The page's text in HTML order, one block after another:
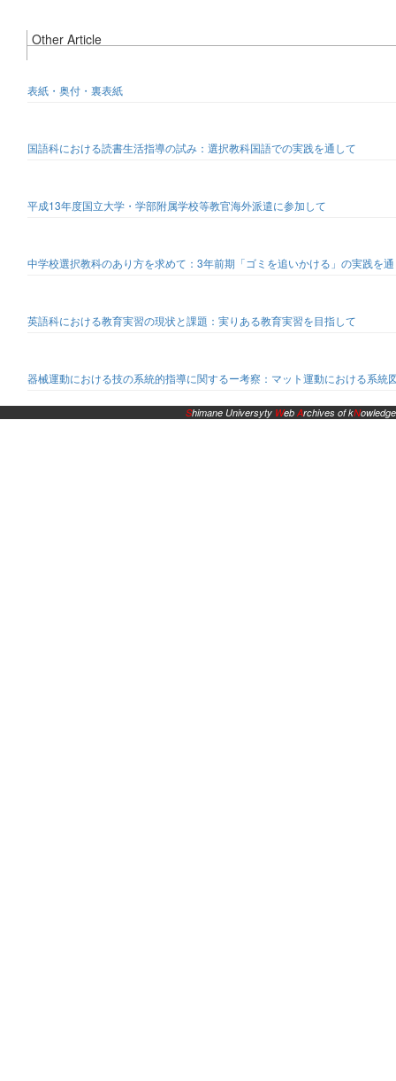
Other Article
表紙・奥付・裏表紙
国語科における読書生活指導の試み：選択教科国語での実践を通して
平成13年度国立大学・学部附属学校等教官海外派遣に参加して
中学校選択教科のあり方を求めて：3年前期「ゴミを追いかける」の実践を
英語科における教育実習の現状と課題：実りある教育実習を目指して
器械運動における技の系統的指導に関するー考察：マット運動における系統
Shimane Universyty WebArchives of kNowledge